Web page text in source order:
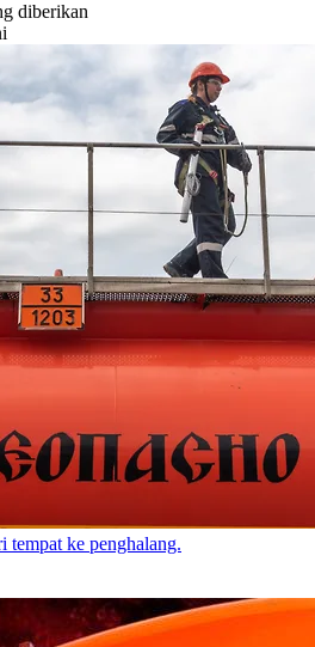
diberikan
tempat ke penghalang.